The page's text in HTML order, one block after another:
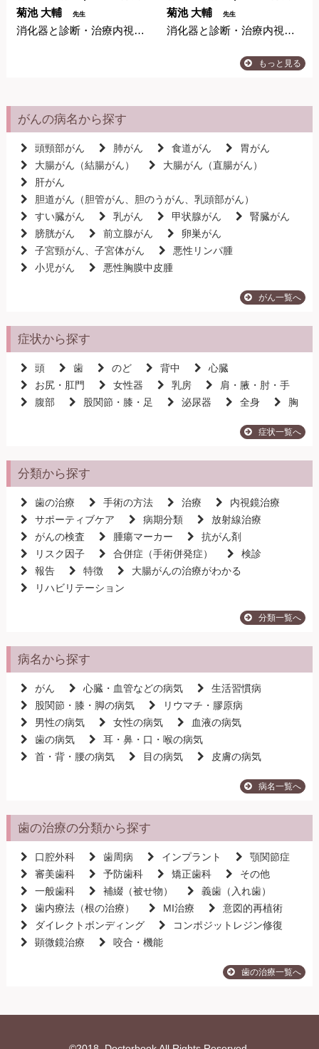
菊池 大輔先生
消化器と診断・治療内視鏡クリニック
菊池 大輔
先生
消化器と診断・治療内視鏡クリニック
もっと見る
がんの病名から探す
頭頸部がん 肺がん 食道がん
胃がん
大腸がん（結腸がん）
大腸がん（直腸がん）
肝がん
胆道がん（胆管がん、胆のうがん、乳頭部がん）
すい臓がん
乳がん 甲状腺がん
腎臓がん
膀胱がん
前立腺がん
卵巣がん
子宮頸がん、子宮体がん
悪性リンパ腫
小児がん
悪性胸膜中皮腫
がん一覧へ
症状から探す
頭 歯 のど 背中
心臓
お尻・肛門
女性器 乳房
肩・腋・肘・手
腹部
股関節・膝・足 泌尿器 全身 胸
症状一覧へ
分類から探す
歯の治療 手術の方法 治療
内視鏡治療
サポーティブケア
病期分類
放射線治療
がんの検査
腫瘍マーカー
抗がん剤
リスク因子
合併症（手術併発症）
検診
報告
特徴
大腸がんの治療がわかる
リハビリテーション
分類一覧へ
病名から探す
がん 心臓・血管などの病気
生活習慣病
股関節・膝・脚の病気
リウマチ・膠原病
男性の病気
女性の病気
血液の病気
歯の病気
耳・鼻・口・喉の病気
首・背・腰の病気
目の病気 皮膚の病気
病名一覧へ
歯の治療の分類から探す
口腔外科 歯周病 インプラント
顎関節症
審美歯科
予防歯科 矯正歯科
その他
一般歯科
補綴（被せ物）
義歯（入れ歯）
歯内療法（根の治療）
MI治療
意図的再植術
ダイレクトボンディング
コンポジットレジン修復
顕微鏡治療
咬合・機能
歯の治療一覧へ